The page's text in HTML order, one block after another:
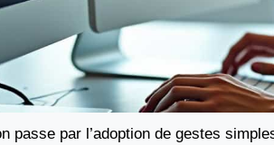
passe par l’adoption de gestes